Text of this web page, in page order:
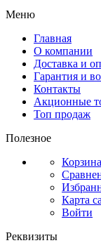
Меню
Главная
О компании
Доставка и
Гарантия и
Контакты
Акционные
Топ продаж
Полезное
Корзина
Карта
Войти
Реквизиты